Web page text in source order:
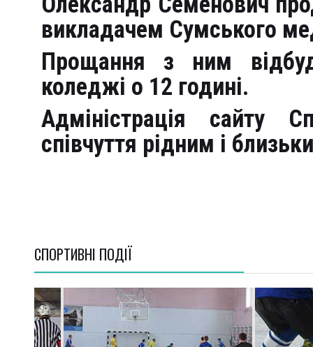
викладачем Сумського
Прощання з ним
коледжі о 12 годині.
Адміністрація сайту
співчуття рідним і
СПОРТИВНI ПОДІЇ